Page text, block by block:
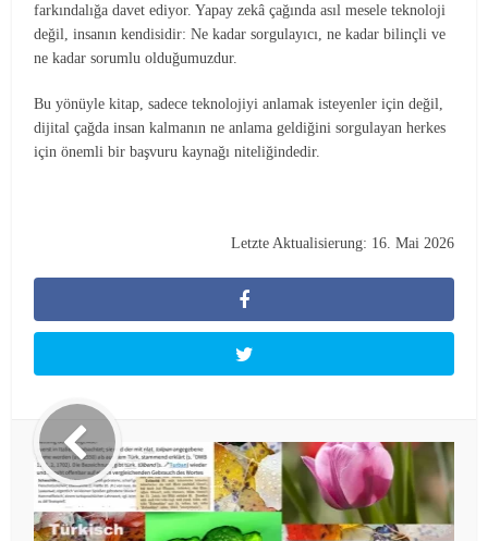
farkındalığa davet ediyor. Yapay zekâ çağında asıl mesele teknoloji
değil, insanın kendisidir: Ne kadar sorgulayıcı, ne kadar bilinçli ve
ne kadar sorumlu olduğumuzdur.
Bu yönüyle kitap, sadece teknolojiyi anlamak isteyenler için değil,
dijital çağda insan kalmanın ne anlama geldiğini sorgulayan herkes
için önemli bir başvuru kaynağı niteliğindedir.
Letzte Aktualisierung: 16. Mai 2026